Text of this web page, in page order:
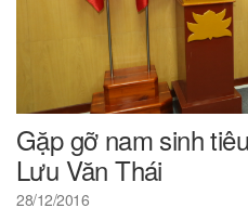
Gặp gỡ nam sinh
Lưu Văn Thái
28/12/2016